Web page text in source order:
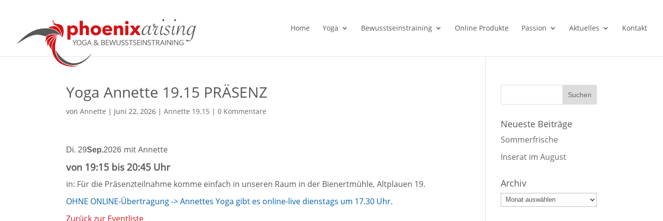
Home Yoga Bewusstseinstraining Online Produkte Passion Aktuelles Kontakt
Yoga Annette 19.15 PRÄSENZ
vonAnnette | Juni 22, 2026 |Annette 19.15 |0 Kommentare
Di. 29Sep.2026 mit Annette
von 19:15 bis 20:45 Uhr
in: Für die Präsenzteilnahme komme einfach in unseren Raum in der Bienertmühle, Altplauen 19.
OHNE ONLINE-Übertragung -> Annettes Yoga gibt es online-live dienstags um 17.30 Uhr.
Zurück zur Eventliste
Neueste Beiträge
Sommerfrische
Inserat im August
Archiv
Archiv